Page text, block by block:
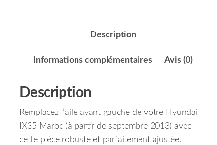
Description
Informations complémentaires Avis (0)
Description
Remplacez l’aile avant gauche de votre Hyundai
IX35 Maroc (à partir de septembre 2013) avec
cette pièce robuste et parfaitement ajustée.